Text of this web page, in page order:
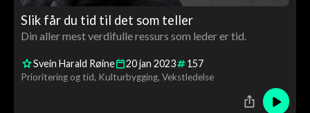
Slik får du tid til det som teller
Din aller mest verdifulle ressurs som leder er tid.
Svein Harald Røine 20jan 2023 157
Prioritering og tid Kulturbygging Vekstledelse